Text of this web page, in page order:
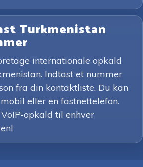
Turkmenistan
internationale opkald
Indtast et nummer
fra din kontaktliste. Du kan
eller en fastnettelefon.
opkald til enhver